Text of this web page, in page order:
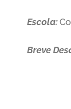
Escola:
Breve